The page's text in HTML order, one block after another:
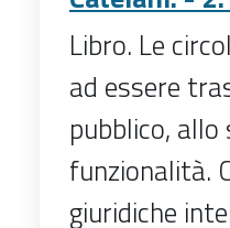
Libro. Le
ad essere
pubblico,
funzionalità.
giuridiche